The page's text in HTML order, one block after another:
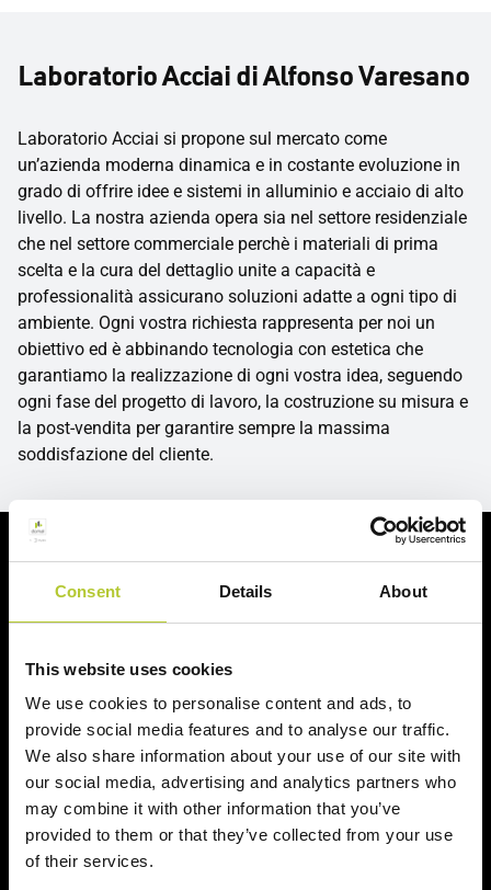
Consent Details About
This website uses cookies
We use cookies to personalise content and ads, to
provide social media features and to analyse our traffic.
We also share information about your use of our site with
our social media, advertising and analytics partners who
may combine it with other information that you’ve
provided to them or that they’ve collected from your use
of their services.
Laboratorio Acciai di Alfonso Varesano
Laboratorio Acciai si propone sul mercato come
un’azienda moderna dinamica e in costante evoluzione in
grado di offrire idee e sistemi in alluminio e acciaio di alto
livello. La nostra azienda opera sia nel settore residenziale
che nel settore commerciale perchè i materiali di prima
scelta e la cura del dettaglio unite a capacità e
professionalità assicurano soluzioni adatte a ogni tipo di
ambiente. Ogni vostra richiesta rappresenta per noi un
obiettivo ed è abbinando tecnologia con estetica che
garantiamo la realizzazione di ogni vostra idea, seguendo
ogni fase del progetto di lavoro, la costruzione su misura e
la post-vendita per garantire sempre la massima
soddisfazione del cliente.
Richiedi il tuo preventivo in 2 minuti
Il tuo nome, cognome e l'indirizzo del tuo progetto
Nome e cognome
Cognome